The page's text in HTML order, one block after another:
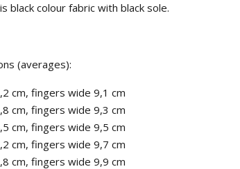
black colour fabric with black sole.
(averages):
cm, fingers wide 9,1 cm
cm, fingers wide 9,3 cm
cm, fingers wide 9,5 cm
cm, fingers wide 9,7 cm
cm, fingers wide 9,9 cm